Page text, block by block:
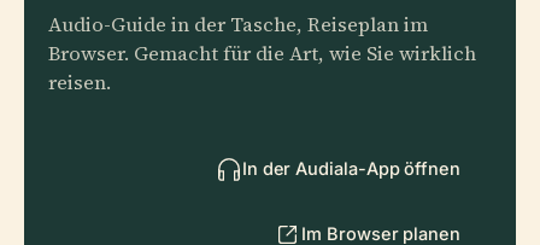
Audio-Guide in der Tasche, Reiseplan im
Browser. Gemacht für die Art, wie Sie wirklich
reisen.
In der Audiala-App öffnen
Im Browser planen